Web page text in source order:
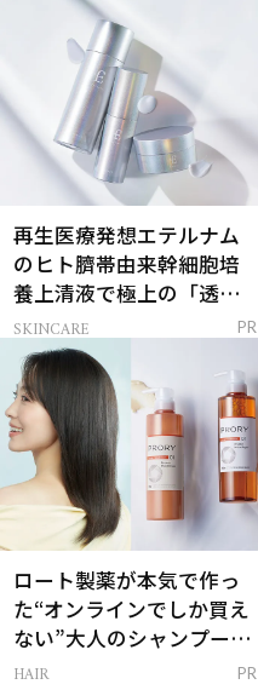
再生医療発想エテルナム
のヒト臍帯由来幹細胞培
養上清液で極上の「透明
感ハリ肌」へ
SKINCARE PR
ロート製薬が本気で作っ
た“オンラインでしか買え
ない”大人のシャンプー＆
トリートメントって？
HAIR PR